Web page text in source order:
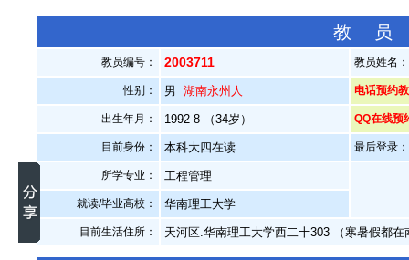
教
教员编号： 2003711 教员姓名
性别： 男湖南永州人 电话预约
出生年月： 1992-8 （34岁） QQ在线预
目前身份： 本科大四在读 最后登录
所学专业： 工程管理
就读/毕业高校： 华南理工大学
目前生活住所： 天河区.华南理工大学西二十303 （寒暑假都在